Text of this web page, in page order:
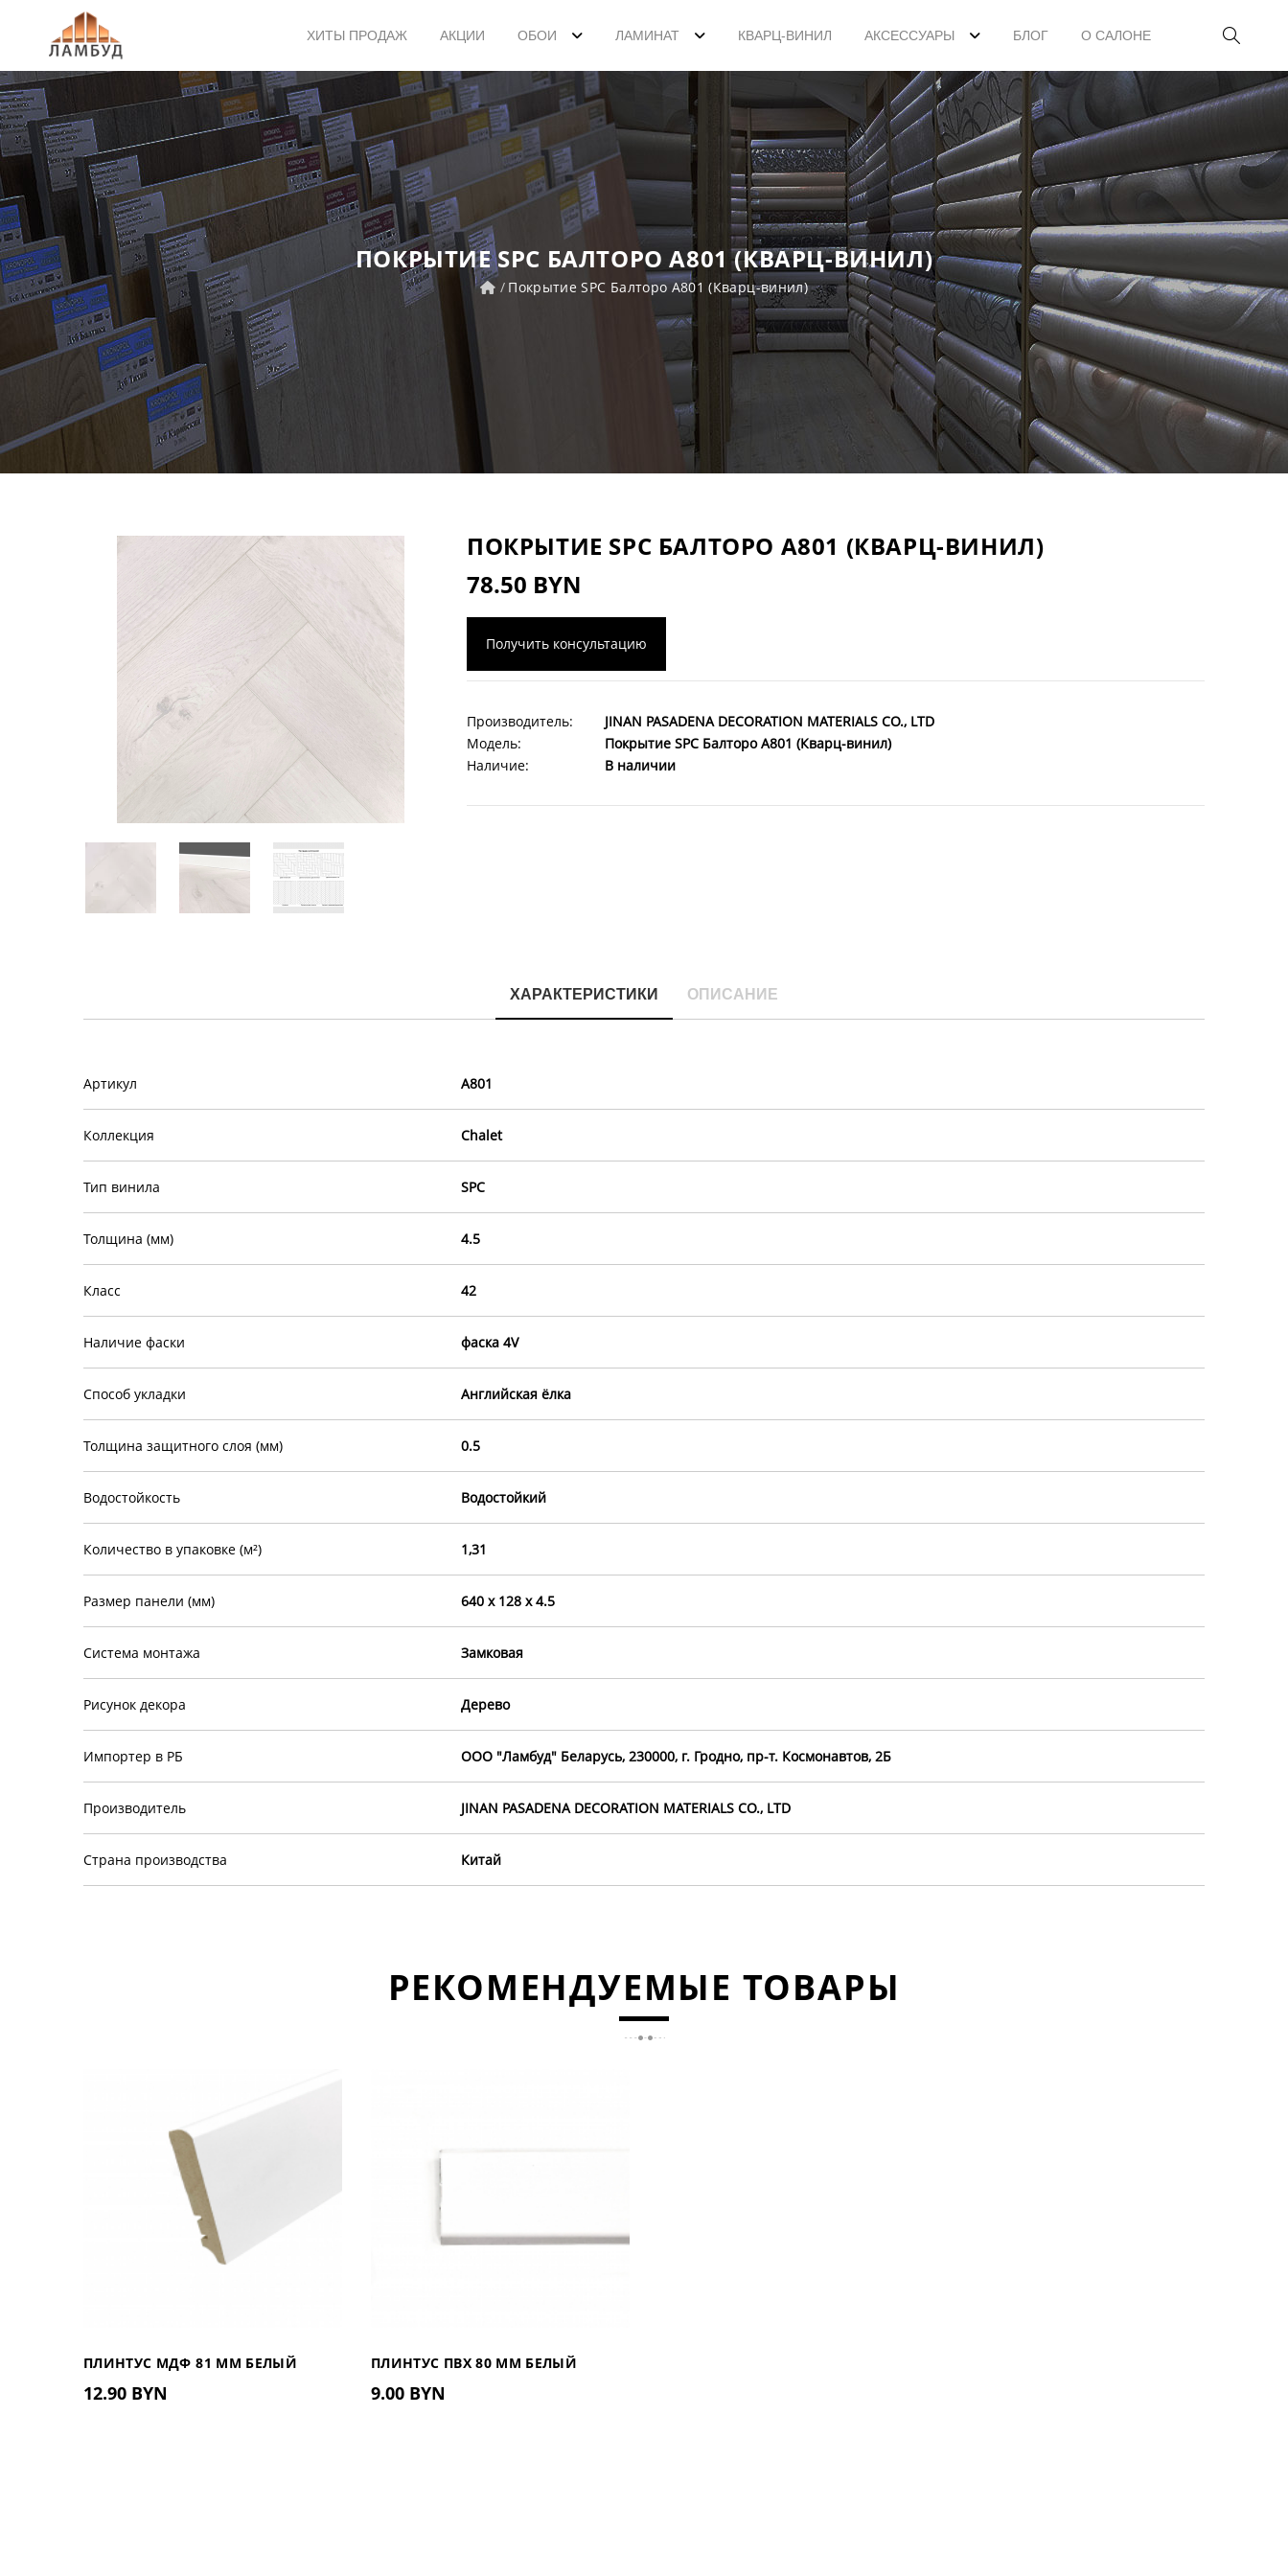
ХИТЫ ПРОДАЖ АКЦИИ ОБОИ ЛАМИНАТ КВАРЦ-ВИНИЛ АКСЕССУАРЫ БЛОГ О САЛОНЕ
ПОКРЫТИЕ SPC БАЛТОРО A801 (КВАРЦ-ВИНИЛ)
Покрытие SPC Балторо A801 (Кварц-винил)
ПОКРЫТИЕ SPC БАЛТОРО A801 (КВАРЦ-ВИНИЛ)
78.50 BYN
Получить консультацию
Производитель:
JINAN PASADENA DECORATION MATERIALS CO., LTD
Модель:
Покрытие SPC Балторо A801 (Кварц-винил)
Наличие:
В наличии
ХАРАКТЕРИСТИКИ ОПИСАНИЕ
Артикул A801
Коллекция Chalet
Тип винила SPC
Толщина (мм) 4.5
Класс 42
Наличие фаски фаска 4V
Способ укладки Английская ёлка
Толщина защитного слоя (мм) 0.5
Водостойкость Водостойкий
Количество в упаковке (м²) 1,31
Размер панели (мм) 640 x 128 x 4.5
Система монтажа Замковая
Рисунок декора Дерево
Импортер в РБ OOO "Ламбуд" Беларусь, 230000, г. Гродно, пр-т. Космонавтов, 2Б
Производитель JINAN PASADENA DECORATION MATERIALS CO., LTD
Страна производства Китай
РЕКОМЕНДУЕМЫЕ ТОВАРЫ
ПЛИНТУС МДФ 81 ММ БЕЛЫЙ
81.402
12.90 BYN
ПЛИНТУС ПВХ 80 ММ БЕЛЫЙ
МАТОВЫЙ
9.00 BYN